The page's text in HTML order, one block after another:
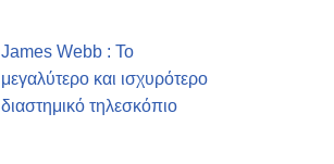
James Webb : Το
μεγαλύτερο και ισχυρότερο
διαστημικό τηλεσκόπιο